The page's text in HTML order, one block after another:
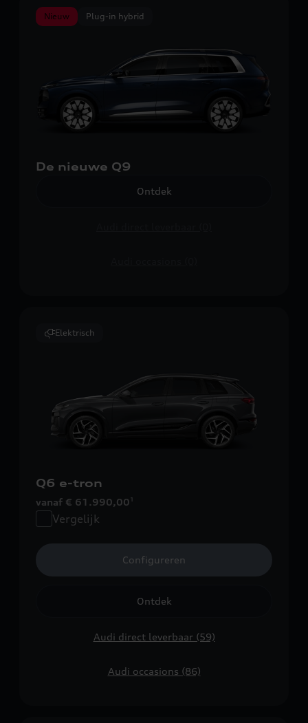
Nieuw Plug-in hybrid
De nieuwe Q9
Ontdek
Elektrisch
Q6 e-tron
vanaf € 61.990,00 1
Vergelijk
Configureren
Ontdek
Audi direct leverbaar (59)
Audi occasions (86)